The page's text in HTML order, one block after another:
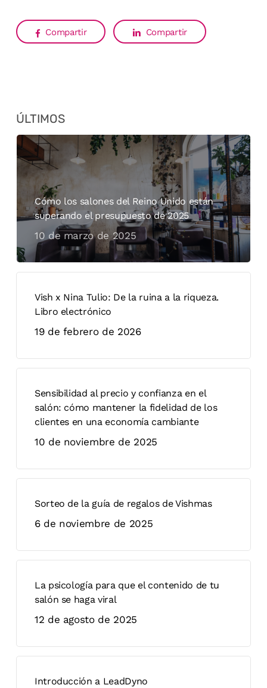
Compartir Compartir
ÚLTIMOS
Cómo los salones del Reino Unido están
superando el presupuesto de 2025
10 de marzo de 2025
Vish x Nina Tulio: De la ruina a la riqueza.
Libro electrónico
19 de febrero de 2026
Sensibilidad al precio y confianza en el
salón: cómo mantener la fidelidad de los
clientes en una economía cambiante
10 de noviembre de 2025
Sorteo de la guía de regalos de Vishmas
6 de noviembre de 2025
La psicología para que el contenido de tu
salón se haga viral
12 de agosto de 2025
Introducción a LeadDyno